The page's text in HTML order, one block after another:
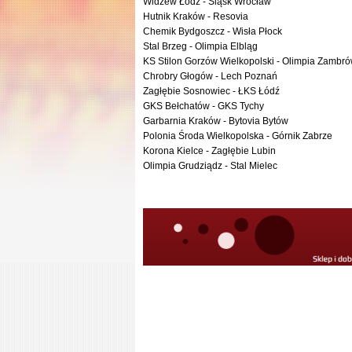
Hutnik Kraków - Resovia
Chemik Bydgoszcz - Wisła Płock
Stal Brzeg - Olimpia Elbląg
KS Stilon Gorzów Wielkopolski - Olimpia
Chrobry Głogów - Lech Poznań
Zagłębie Sosnowiec - ŁKS Łódź
GKS Bełchatów - GKS Tychy
Garbarnia Kraków - Bytovia Bytów
Polonia Środa Wielkopolska - Górnik Zabrze
Korona Kielce - Zagłębie Lubin
Olimpia Grudziądz - Stal Mielec